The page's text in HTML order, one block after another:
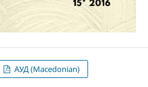
АУД (Macedonian)